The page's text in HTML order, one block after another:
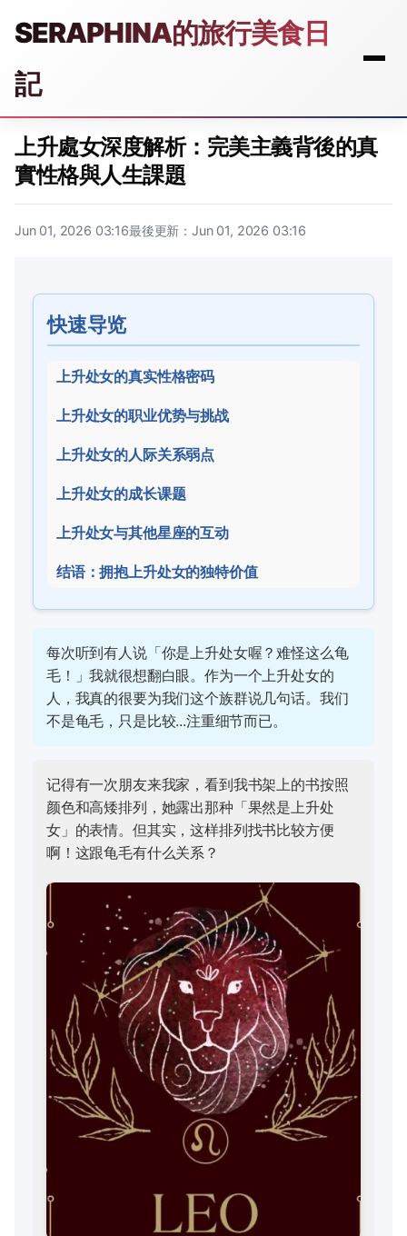
SERAPHINA的旅行美食日
記
上升處女深度解析：完美主義背後的真
實性格與人生課題
Jun 01, 2026 03:16最後更新：Jun 01, 2026 03:16
快速导览
上升处女的真实性格密码
上升处女的职业优势与挑战
上升处女的人际关系弱点
上升处女的成长课题
上升处女与其他星座的互动
结语：拥抱上升处女的独特价值
每次听到有人说「你是上升处女喔？难怪这么龟
毛！」我就很想翻白眼。作为一个上升处女的
人，我真的很要为我们这个族群说几句话。我们
不是龟毛，只是比较...注重细节而已。
记得有一次朋友来我家，看到我书架上的书按照
颜色和高矮排列，她露出那种「果然是上升处
女」的表情。但其实，这样排列找书比较方便
啊！这跟龟毛有什么关系？